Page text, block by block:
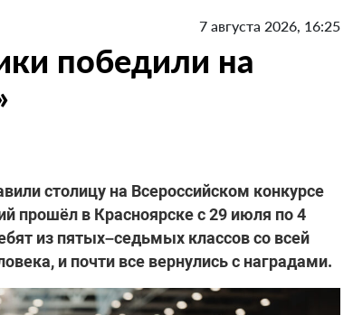
7 августа 2026, 16:25
победили на
столицу на Всероссийском конкурсе
прошёл в Красноярске с 29 июля по 4
из пятых–седьмых классов со всей
и почти все вернулись с наградами.